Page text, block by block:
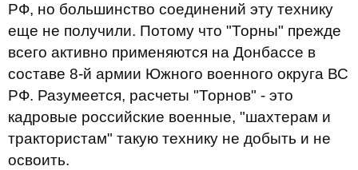
РФ, но большинство соединений эту технику
еще не получили. Потому что "Торны" прежде
всего активно применяются на Донбассе в
составе 8-й армии Южного военного округа ВС
РФ. Разумеется, расчеты "Торнов" - это
кадровые российские военные, "шахтерам и
трактористам" такую технику не добыть и не
освоить.